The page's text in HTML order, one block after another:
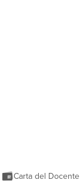
Carta del Docente